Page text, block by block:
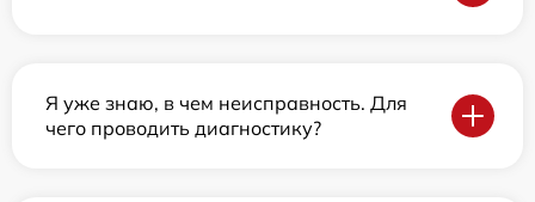
Я уже знаю, в чем неисправность. Для
чего проводить диагностику?